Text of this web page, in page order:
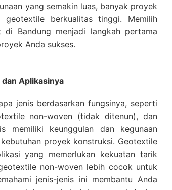
yang semakin luas, banyak proyek
geotextile berkualitas tinggi. Memilih
Bandung menjadi langkah pertama
Anda sukses.
Aplikasinya
jenis berdasarkan fungsinya, seperti
non-woven (tidak ditenun), dan
memiliki keunggulan dan kegunaan
proyek konstruksi. Geotextile
yang memerlukan kekuatan tarik
non-woven lebih cocok untuk
jenis-jenis ini membantu Anda